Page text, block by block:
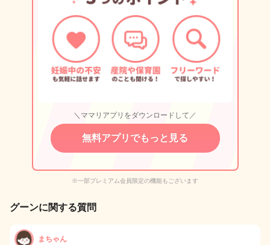
＼ママリアプリをダウンロードして／
無料アプリでもっと見る
※一部プレミアム会員限定の機能もございます
グーンに関する質問
まちゃん